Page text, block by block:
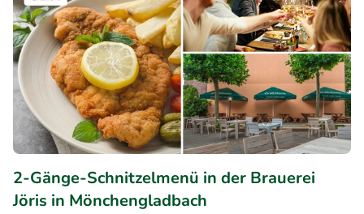
2-Gänge-Schnitzelmenü in der Brauerei
Jöris in Mönchengladbach